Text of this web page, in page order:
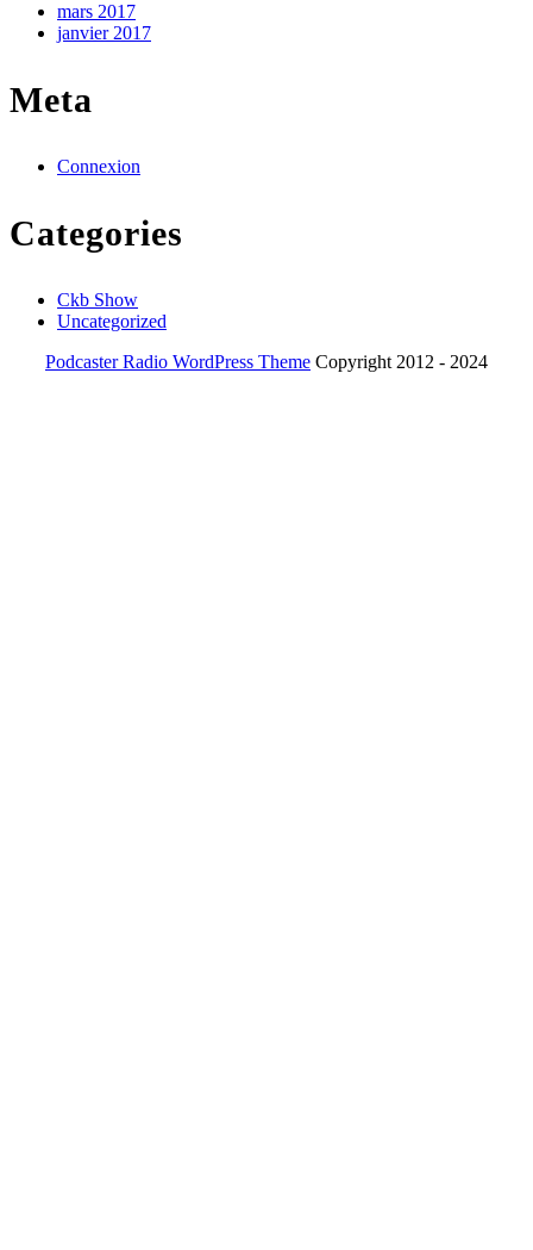
mars 2017
janvier 2017
Meta
Connexion
Categories
Ckb Show
Uncategorized
Podcaster Radio WordPress Theme Copyright 2012 - 2024